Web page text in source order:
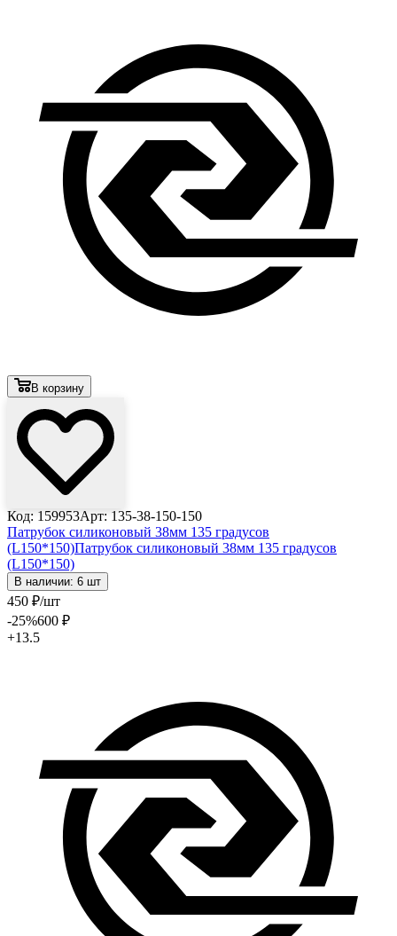
В корзину
Код: 159953Арт: 135-38-150-150
Патрубок силиконовый 38мм 135 градусов
(L150*150)Патрубок силиконовый 38мм 135 градусов
(L150*150)
В наличии: 6 шт
450 ₽/шт
-25%600 ₽
+13.5